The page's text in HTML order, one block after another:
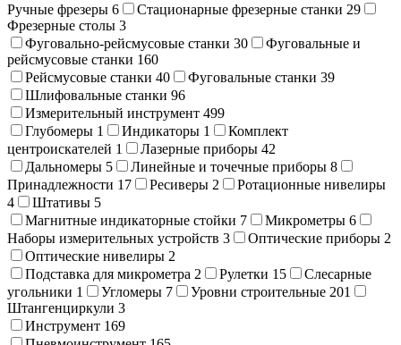
Ручные фрезеры 6 Стационарные фрезерные станки 29
Фрезерные столы 3
Фуговально-рейсмусовые станки 30
Фуговальные и
рейсмусовые станки 160
Рейсмусовые станки 40 Фуговальные станки 39
Шлифовальные станки 96
Измерительный инструмент 499
Глубомеры 1 Индикаторы 1
Комплект
центроискателей 1 Лазерные приборы 42
Дальномеры 5 Линейные и точечные приборы 8
Принадлежности 17 Ресиверы 2
Ротационные нивелиры
4
Штативы 5
Магнитные индикаторные стойки 7 Микрометры 6
Наборы измерительных устройств 3 Оптические приборы 2
Оптические нивелиры 2
Подставка для микрометра 2 Рулетки 15
Слесарные
угольники 1 Угломеры 7 Уровни строительные 201
Штангенциркули 3
Инструмент 169